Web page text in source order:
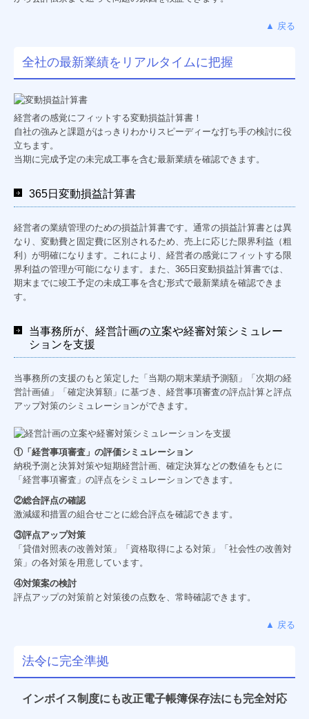
▲ 戻る
全社の最新業績をリアルタイムに把握
経営者の感覚にフィットする変動損益計算書！
自社の強みと課題がはっきりわかりスピーディーな打ち手の検討に役
立ちます。
当期に完成予定の未完成工事を含む最新業績を確認できます。
365日変動損益計算書
経営者の業績管理のための損益計算書です。通常の損益計算書とは異
なり、変動費と固定費に区別されるため、売上に応じた限界利益（粗
利）が明確になります。これにより、経営者の感覚にフィットする限
界利益の管理が可能になります。また、365日変動損益計算書では、
期末までに竣工予定の未成工事を含む形式で最新業績を確認できま
す。
当事務所が、経営計画の立案や経審対策シミュレー
ションを支援
当事務所の支援のもと策定した「当期の期末業績予測額」「次期の経
営計画値」「確定決算額」に基づき、経営事項審査の評点計算と評点
アップ対策のシミュレーションができます。
①「経営事項審査」の評価シミュレーション
納税予測と決算対策や短期経営計画、確定決算などの数値をもとに
「経営事項審査」の評点をシミュレーションできます。
②総合評点の確認
激減緩和措置の組合せごとに総合評点を確認できます。
③評点アップ対策
「貸借対照表の改善対策」「資格取得による対策」「社会性の改善対
策」の各対策を用意しています。
④対策案の検討
評点アップの対策前と対策後の点数を、常時確認できます。
▲ 戻る
法令に完全準拠
インボイス制度にも改正電子帳簿保存法にも完全対応